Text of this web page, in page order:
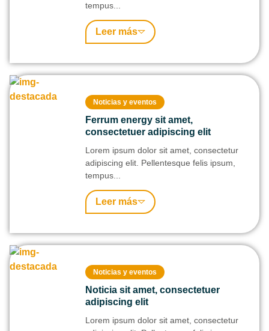
tempus...
Leer más
Noticias y eventos
Ferrum energy sit amet,
consectetuer adipiscing elit
Lorem ipsum dolor sit amet, consectetur
adipiscing elit. Pellentesque felis ipsum,
tempus...
Leer más
Noticias y eventos
Noticia sit amet, consectetuer
adipiscing elit
Lorem ipsum dolor sit amet, consectetur